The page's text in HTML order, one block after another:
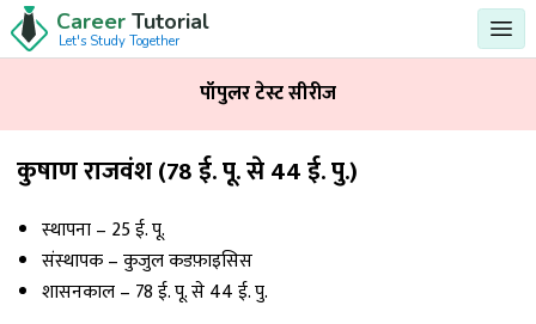
Career Tutorial
Let's Study Together
कुषाण राजवंश (78 ई. पू. से 44 ई. पु.)
स्थापना – 25 ई. पू.
संस्थापक – कुजुल कडफ़ाइसिस
शासनकाल – 78 ई. पू. से 44 ई. पु.
पॉपुलर टेस्ट सीरीज